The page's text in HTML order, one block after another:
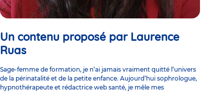
Un contenu proposé par Laurence
Ruas
Sage-femme de formation, je n’ai jamais vraiment quitté l’univers
de la périnatalité et de la petite enfance. Aujourd’hui sophrologue,
hypnothérapeute et rédactrice web santé, je mêle mes